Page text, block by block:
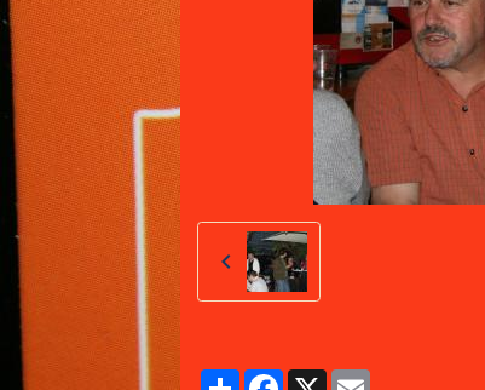
PartagerFacebook
X